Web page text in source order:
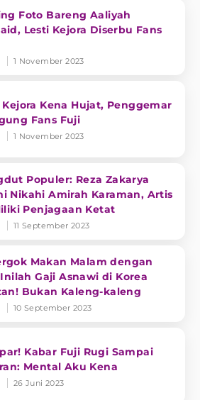
Foto Bareng Aaliyah
Lesti Kejora Diserbu Fans
1 November 2023
Kejora Kena Hujat, Penggemar
Fans Fuji
1 November 2023
Populer: Reza Zakarya
Nikahi Amirah Karaman, Artis
Penjagaan Ketat
11 September 2023
Makan Malam dengan
Gaji Asnawi di Korea
Bukan Kaleng-kaleng
10 September 2023
Kabar Fuji Rugi Sampai
Mental Aku Kena
26 Juni 2023